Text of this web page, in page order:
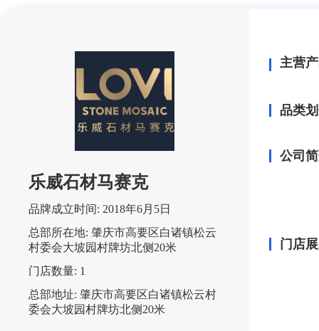
乐威石材马赛克
品牌成立时间: 2018年6月5日
总部所在地: 肇庆市高要区白诸镇松云
村委会大坡园村牌坊北侧20米
门店数量: 1
总部地址: 肇庆市高要区白诸镇松云村
委会大坡园村牌坊北侧20米
主营
品类
公司
门店